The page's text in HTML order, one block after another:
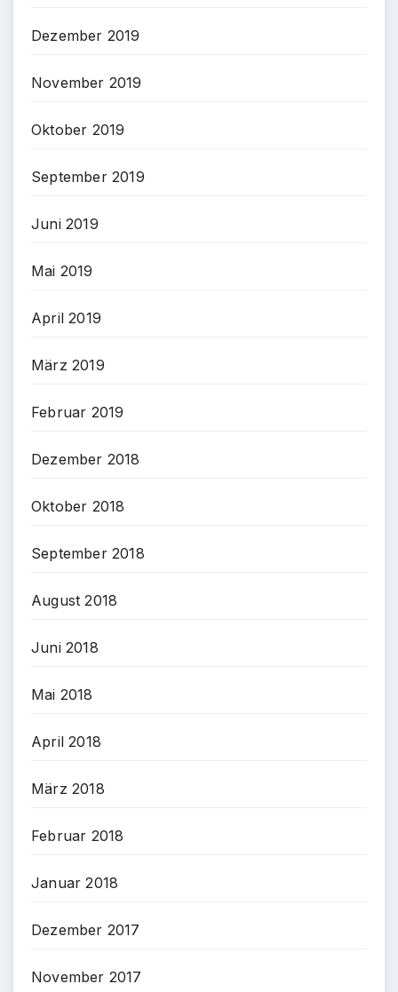
Dezember 2019
November 2019
Oktober 2019
September 2019
Juni 2019
Mai 2019
April 2019
März 2019
Februar 2019
Dezember 2018
Oktober 2018
September 2018
August 2018
Juni 2018
Mai 2018
April 2018
März 2018
Februar 2018
Januar 2018
Dezember 2017
November 2017